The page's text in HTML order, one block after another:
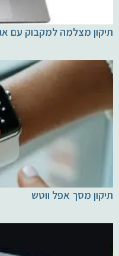
תיקון מצלמה למקבוק עם אגס נגוס 100%
תיקון מסך אפל ווטש